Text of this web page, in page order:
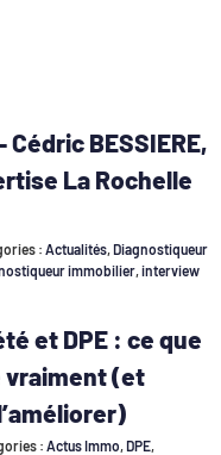
BESSIERE,
La Rochelle
: Actualités Diagnostiqueur
immobilier interview
et DPE : ce que
vraiment (et
: Actus Immo DPE